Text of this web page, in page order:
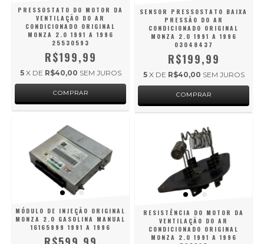
PRESSOSTATO DO MOTOR DA
VENTILAÇÃO DO AR
CONDICIONADO ORIGINAL
MONZA 2.0 1991 A 1996
25530593
R$199,99
5 X DE R$40,00 SEM JUROS
SENSOR PRESSOSTATO BAIXA
PRESSÃO DO AR
CONDICIONADO ORIGINAL
MONZA 2.0 1991 A 1996
03048437
R$199,99
5 X DE R$40,00 SEM JUROS
MÓDULO DE INJEÇÃO ORIGINAL
MONZA 2.0 GASOLINA MANUAL
16165999 1991 A 1996
RESISTÊNCIA DO MOTOR DA
VENTILAÇÃO DO AR
CONDICIONADO ORIGINAL
MONZA 2.0 1991 A 1996